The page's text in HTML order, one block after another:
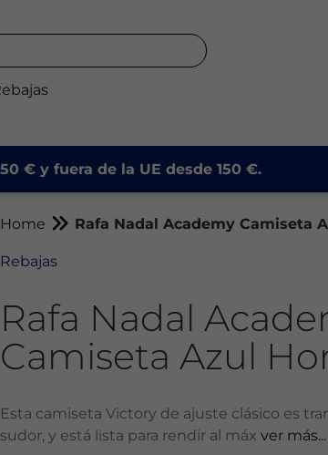
€ y fuera de la UE desde 150 €.
Home Rafa Nadal Academy Camiseta
Rebajas
Rafa Nadal
Camiseta Azul
Esta camiseta Victory de ajuste clásico es
sudor, y está lista para rendir al máx ver más...